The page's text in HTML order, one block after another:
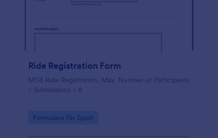
Ride Registration Form
MTB Ride Regsitration, Max. Number of Participants
/ Submissions = 8
Go to Category:
Formulare für Sport